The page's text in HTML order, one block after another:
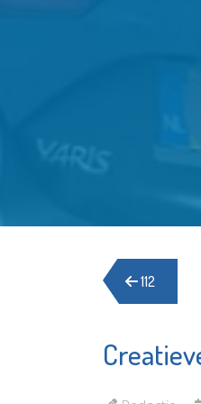
112
Rotterdam The